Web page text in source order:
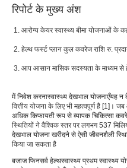
हेल्थ फ़र्स्ट योजनाओं का
है?
आप इसके संपूर्ण
नेटवर्क छूट कैसे फायदेमंद
निवारक स्वास्थ्य जांच
लैब और ओपीडी के क्या
रिपोर्ट के मुख्य अंश
आरोग्य केयर स्वास्थ्य बीमा योजनाओं के
हेल्थ फर्स्ट प्लान कुल कवरेज राशि रु.
आप आसान मासिक सदस्यता के माध्यम से
में निवेश करनास्वास्थ्य देखभाल योजनाएँयह न
वित्तीय योजना के लिए भी महत्वपूर्ण है [1]।
अधिक किफायती रूप से व्यापक चिकित्सा
स्थितियों ने वैश्विक स्तर पर लगभग 537
देखभाल योजना खरीदने से ऐसी जीवनशैली
किया जा सकता है
बजाज फिनसर्व हेल्थस्वास्थ्य प्रथम स्वास्थ्य